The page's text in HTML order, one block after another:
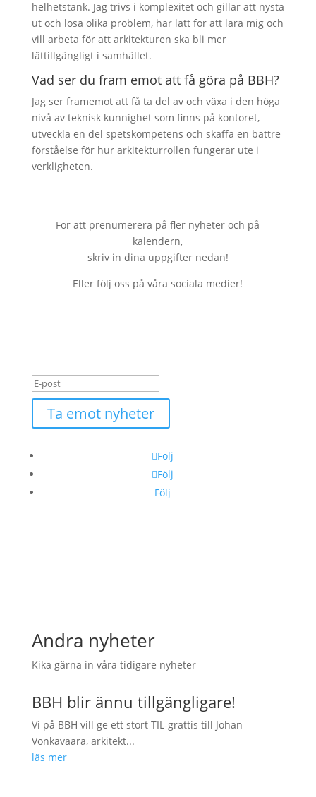
helhetstänk. Jag trivs i komplexitet och gillar att nysta
ut och lösa olika problem, har lätt för att lära mig och
vill arbeta för att arkitekturen ska bli mer
lättillgängligt i samhället.
Vad ser du fram emot att få göra på BBH?
Jag ser framemot att få ta del av och växa i den höga
nivå av teknisk kunnighet som finns på kontoret,
utveckla en del spetskompetens och skaffa en bättre
förståelse för hur arkitekturrollen fungerar ute i
verkligheten.
För att prenumerera på fler nyheter och på
kalendern,
skriv in dina uppgifter nedan!
Eller följ oss på våra sociala medier!
Ta emot nyheter
Följ
Följ
Följ
Andra nyheter
Kika gärna in våra tidigare nyheter
BBH blir ännu tillgängligare!
Vi på BBH vill ge ett stort TIL-grattis till Johan
Vonkavaara, arkitekt...
läs mer